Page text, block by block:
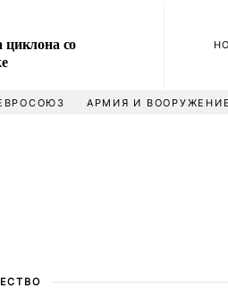
циклона со
АРМИЯ И ВООРУЖЕНИЕ